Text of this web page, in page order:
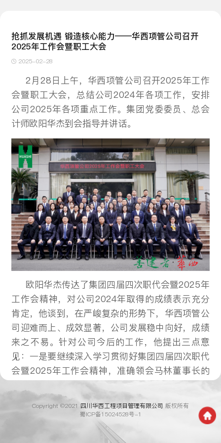
抢抓发展机遇 锻造核心能力——华西项管公司召开
2025年工作会暨职工大会
2025-02-28
2月28日上午，华西项管公司召开2025年工作
会暨职工大会，总结公司2024年各项工作，安排
公司2025年各项重点工作。集团党委委员、总会
计师欧阳华杰到会指导并讲话。
欧阳华杰传达了集团四届四次职代会暨2025年
工作会精神，对公司2024年取得的成绩表示充分
肯定，他谈到，在严峻复杂的形势下，华西项管公
司迎难而上、成效显著，公司发展稳中向好，成绩
来之不易。针对公司今后的工作，他提出三点意
见：一是要继续深入学习贯彻好集团四届四次职代
会暨2025年工作会精神，准确领会马林董事长的
讲话和如刚总经理的工作报告，认真分析行业发展
形势和企业发展优势，进一步找准自身定位、强化
具体举措。二是要围绕年度目标开展好全年各项工
作，既要干好当前工作，更要着眼新的领域，主动
Copyright ©2021 四川华西工程项目管理有限公司 版权所有
蜀ICP备15024528号-1